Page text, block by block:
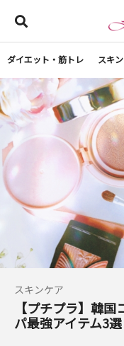
ダイエット・筋トレ スキ
スキンケア
【プチプラ】韓
パ最強アイテム3選